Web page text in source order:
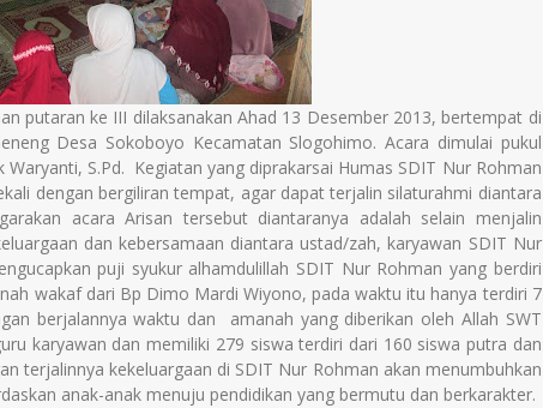
putaran ke III dilaksanakan Ahad 13 Desember 2013, bertempat di
Desa Sokoboyo Kecamatan Slogohimo. Acara dimulai pukul
S.Pd. Kegiatan yang diprakarsai Humas SDIT Nur Rohman
dengan bergiliran tempat, agar dapat terjalin silaturahmi diantara
acara Arisan tersebut diantaranya adalah selain menjalin
dan kebersamaan diantara ustad/zah, karyawan SDIT Nur
puji syukur alhamdulillah SDIT Nur Rohman yang berdiri
wakaf dari Bp Dimo Mardi Wiyono, pada waktu itu hanya terdiri 7
berjalannya waktu dan amanah yang diberikan oleh Allah SWT
karyawan dan memiliki 279 siswa terdiri dari 160 siswa putra dan
terjalinnya kekeluargaan di SDIT Nur Rohman akan menumbuhkan
anak-anak menuju pendidikan yang bermutu dan berkarakter.